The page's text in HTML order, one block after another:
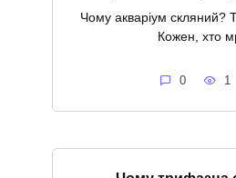
Чому акваріум скляний?
Кожен, хто
0 1